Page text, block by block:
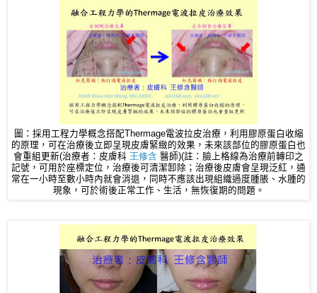
圖：採用工程力學概念搭配Thermage電波拉皮治療，利用膠原蛋白收縮
的原理，可在治療後立即呈現皮膚緊緻的效果，未來該部位的膠原蛋白也
會重組更新(治療者：皮膚科 王修含 醫師)(註：臉上格線為治療前轉印之
記號，可用於座標定位，治療後可清潔卸除；治療後皮膚會呈現泛紅，通
常在一小時至數小時內就會消退，同時不應該出現組織過度腫脹、水腫的
現象，可於術後正常工作、生活，無恢復期的問題。